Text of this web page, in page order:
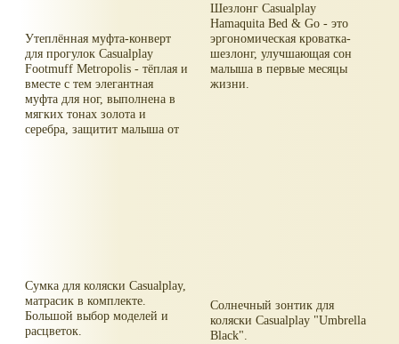
Утеплённая муфта-конверт
для прогулок Casualplay
Footmuff Metropolis - тёплая и
вместе с тем элегантная
муфта для ног, выполнена в
мягких тонах золота и
серебра, защитит малыша от
Шезлонг Casualplay
Hamaquita Bed & Go - это
эргономическая кроватка-
шезлонг, улучшающая сон
малыша в первые месяцы
жизни.
Сумка для коляски Casualplay,
матрасик в комплекте.
Большой выбор моделей и
расцветок.
Солнечный зонтик для
коляски Casualplay "Umbrella
Black".